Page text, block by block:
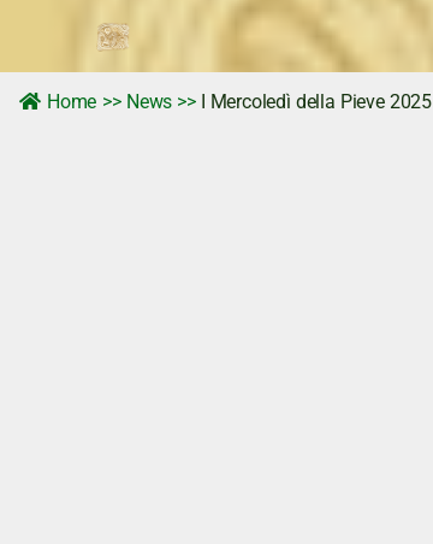
storia
Home >> News >> I Mercoledì della Pieve 2025